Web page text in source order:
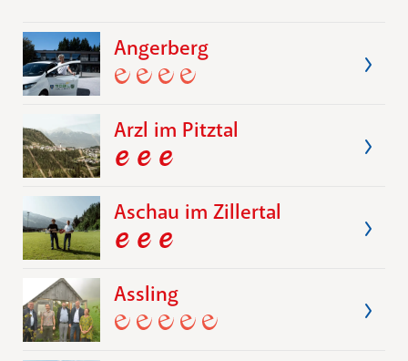
Angerberg
Arzl im Pitztal
Aschau im Zillertal
Assling